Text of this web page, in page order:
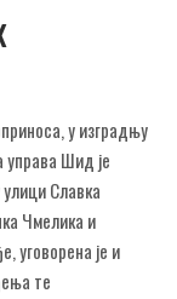
у изградњу
управа Шид је
Славка
Чмелика и
уговорена је и
те